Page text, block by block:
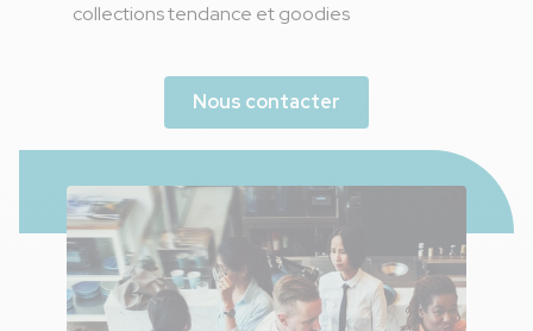
collections tendance et goodies
Nous contacter
2 3